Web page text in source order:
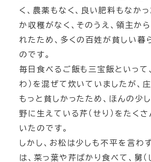
く、農薬もなく、良い肥料もなか
か収穫がなく、そのうえ、領主か
れたため、多くの百姓が貧しい暮
のです。
毎日食べるご飯も三宝飯といって
わ）を混ぜて炊いていましたが、
もっと貧しかったため、ほんの少
野に生えている芹（せり）をたく
いたのです。
しかし、お松は少しも不平を言わ
は、菜っ葉や芹ばかり食べて、舅（